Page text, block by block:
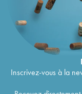
Inscrivez-vous à la